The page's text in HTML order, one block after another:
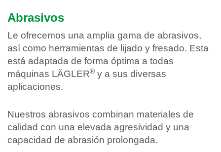
Abrasivos
Le ofrecemos una amplia gama de abrasivos,
así como herramientas de lijado y fresado. Esta
está adaptada de forma óptima a todas
máquinas LÄGLER® y a sus diversas
aplicaciones.
Nuestros abrasivos combinan materiales de
calidad con una elevada agresividad y una
capacidad de abrasión prolongada.